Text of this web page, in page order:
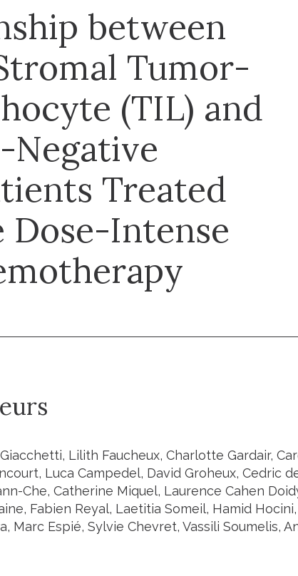
between
Tumor-
(TIL) and
Negative
Treated
Dose-Intense
Lilith Faucheux, Charlotte Gardair,
Luca Campedel, David Groheux, Cedric
Che, Catherine Miquel, Laurence Cahen
Fabien Reyal, Laetitia Someil, Hamid
Marc Espié, Sylvie Chevret, Vassili Soumelis,